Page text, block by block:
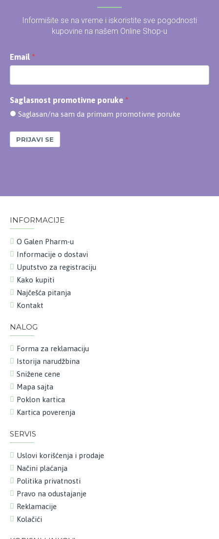
Informišite se na vreme i iskoristite sve pogodnosti
kupovine na našem Online Shop-u
Email
Saglasnost promotivne poruke
Saglasan/na sam da primam promotivne poruke
PRIJAVI SE
INFORMACIJE
O Galen Pharm-u
Informacije o dostavi
Uputstvo za registraciju
Kako kupiti
Najčešća pitanja
Kontakt
NALOG
Forma za reklamaciju
Istorija narudžbina
Snižene cene
Mapa sajta
Poklon kartica
Kartica poverenja
SERVIS
Uslovi korišćenja i prodaje
Načini plaćanja
Politika privatnosti
Pravo na odustajanje
Reklamacije
Kolačići